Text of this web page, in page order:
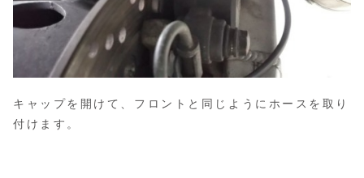
キャップを開けて、フロントと同じようにホースを取り
付けます。